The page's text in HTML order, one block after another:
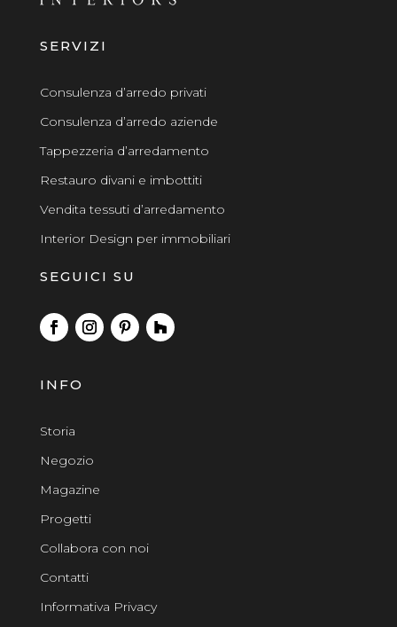
SERVIZI
Consulenza d’arredo privati
Consulenza d’arredo aziende
Tappezzeria d’arredamento
Restauro divani e imbottiti
Vendita tessuti d’arredamento
Interior Design per immobiliari
SEGUICI SU
INFO
Storia
Negozio
Magazine
Progetti
Collabora con noi
Contatti
Informativa Privacy